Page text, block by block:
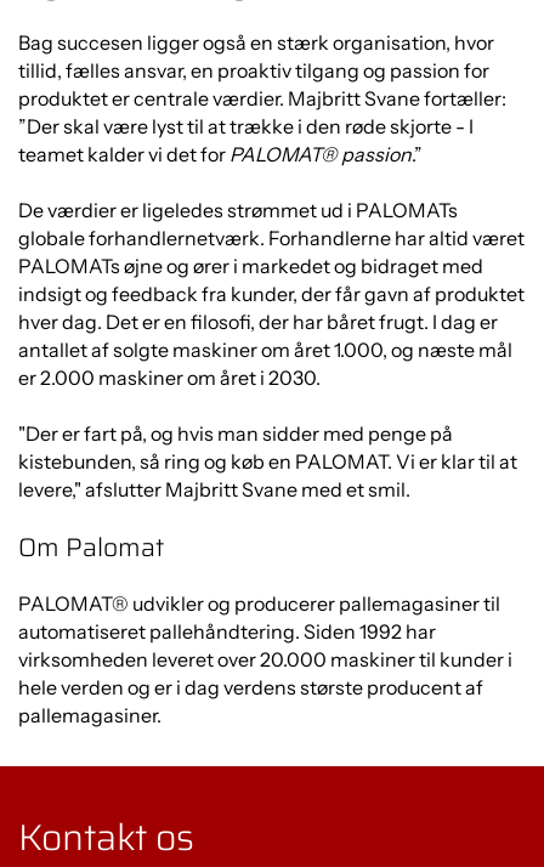
Bag succesen ligger også en stærk organisation, hvor
tillid, fælles ansvar, en proaktiv tilgang og passion for
produktet er centrale værdier. Majbritt Svane fortæller:
”Der skal være lyst til at trække i den røde skjorte - I
teamet kalder vi det for PALOMAT® passion.”
De værdier er ligeledes strømmet ud i PALOMATs
globale forhandlernetværk. Forhandlerne har altid været
PALOMATs øjne og ører i markedet og bidraget med
indsigt og feedback fra kunder, der får gavn af produktet
hver dag. Det er en filosofi, der har båret frugt. I dag er
antallet af solgte maskiner om året 1.000, og næste mål
er 2.000 maskiner om året i 2030.
"Der er fart på, og hvis man sidder med penge på
kistebunden, så ring og køb en PALOMAT. Vi er klar til at
levere," afslutter Majbritt Svane med et smil.
Om Palomat
PALOMAT® udvikler og producerer pallemagasiner til
automatiseret pallehåndtering. Siden 1992 har
virksomheden leveret over 20.000 maskiner til kunder i
hele verden og er i dag verdens største producent af
pallemagasiner.
Kontakt os